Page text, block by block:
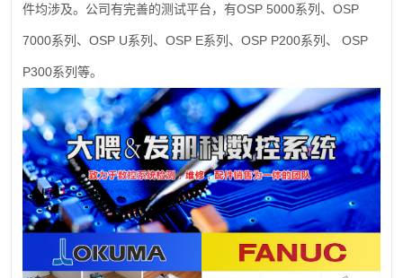
件均涉及。公司有完善的测试平台，有OSP 5000系列、 OSP
7000系列、 OSP U系列、 OSP E系列、 OSP P200系列、 OSP
P300系列等。